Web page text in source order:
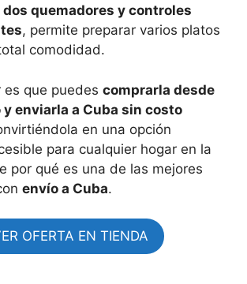
dos quemadores y controles
, permite preparar varios platos
comodidad.
es que puedes comprarla desde
enviarla a Cuba sin costo
en una opción
para cualquier hogar en la
por qué es una de las mejores
envío a Cuba.
OFERTA EN TIENDA